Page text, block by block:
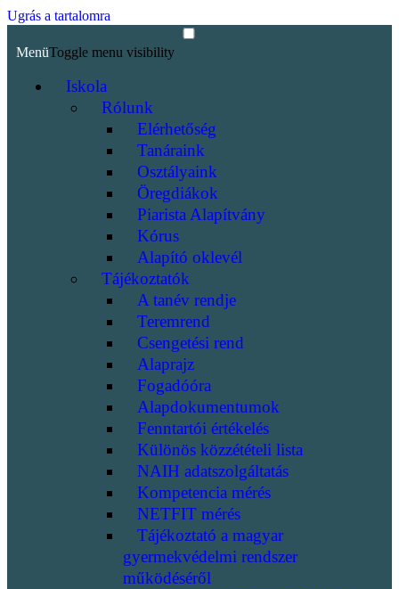
Ugrás a tartalomra
MenüToggle menu visibility
Iskola
Rólunk
Elérhetőség
Tanáraink
Osztályaink
Öregdiákok
Piarista Alapítvány
Kórus
Alapító oklevél
Tájékoztatók
A tanév rendje
Teremrend
Csengetési rend
Alaprajz
Fogadóóra
Alapdokumentumok
Fenntartói értékelés
Különös közzétételi lista
NAIH adatszolgáltatás
Kompetencia mérés
NETFIT mérés
Tájékoztató a magyar
gyermekvédelmi rendszer
működéséről